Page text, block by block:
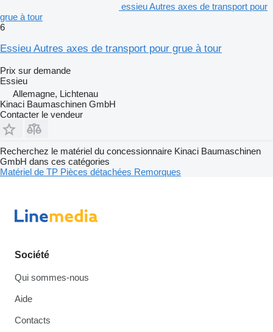
essieu Autres axes de transport pour
grue à tour
6
Essieu Autres axes de transport pour grue à tour
Prix sur demande
Essieu
Allemagne, Lichtenau
Kinaci Baumaschinen GmbH
Contacter le vendeur
Recherchez le matériel du concessionnaire Kinaci Baumaschinen
GmbH dans ces catégories
Matériel de TP Pièces détachées Remorques
Société
Qui sommes-nous
Aide
Contacts